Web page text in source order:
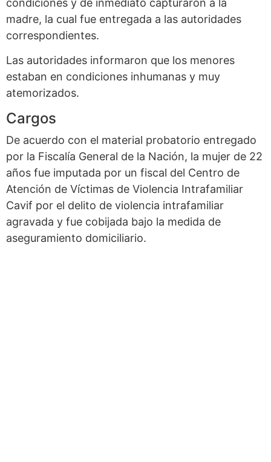
condiciones y de inmediato capturaron a la
madre, la cual fue entregada a las autoridades
correspondientes.
Las autoridades informaron que los menores
estaban en condiciones inhumanas y muy
atemorizados.
Cargos
De acuerdo con el material probatorio entregado
por la Fiscalía General de la Nación, la mujer de 22
años fue imputada por un fiscal del Centro de
Atención de Víctimas de Violencia Intrafamiliar
Cavif por el delito de violencia intrafamiliar
agravada y fue cobijada bajo la medida de
aseguramiento domiciliario.